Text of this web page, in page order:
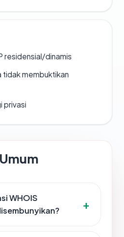
residensial/dinamis
tidak membuktikan
privasi
WHOIS